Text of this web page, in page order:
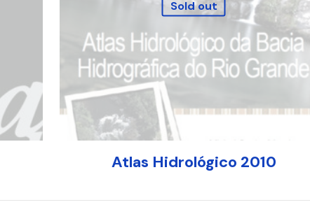
Sold out
Atlas Hidrológico 2010